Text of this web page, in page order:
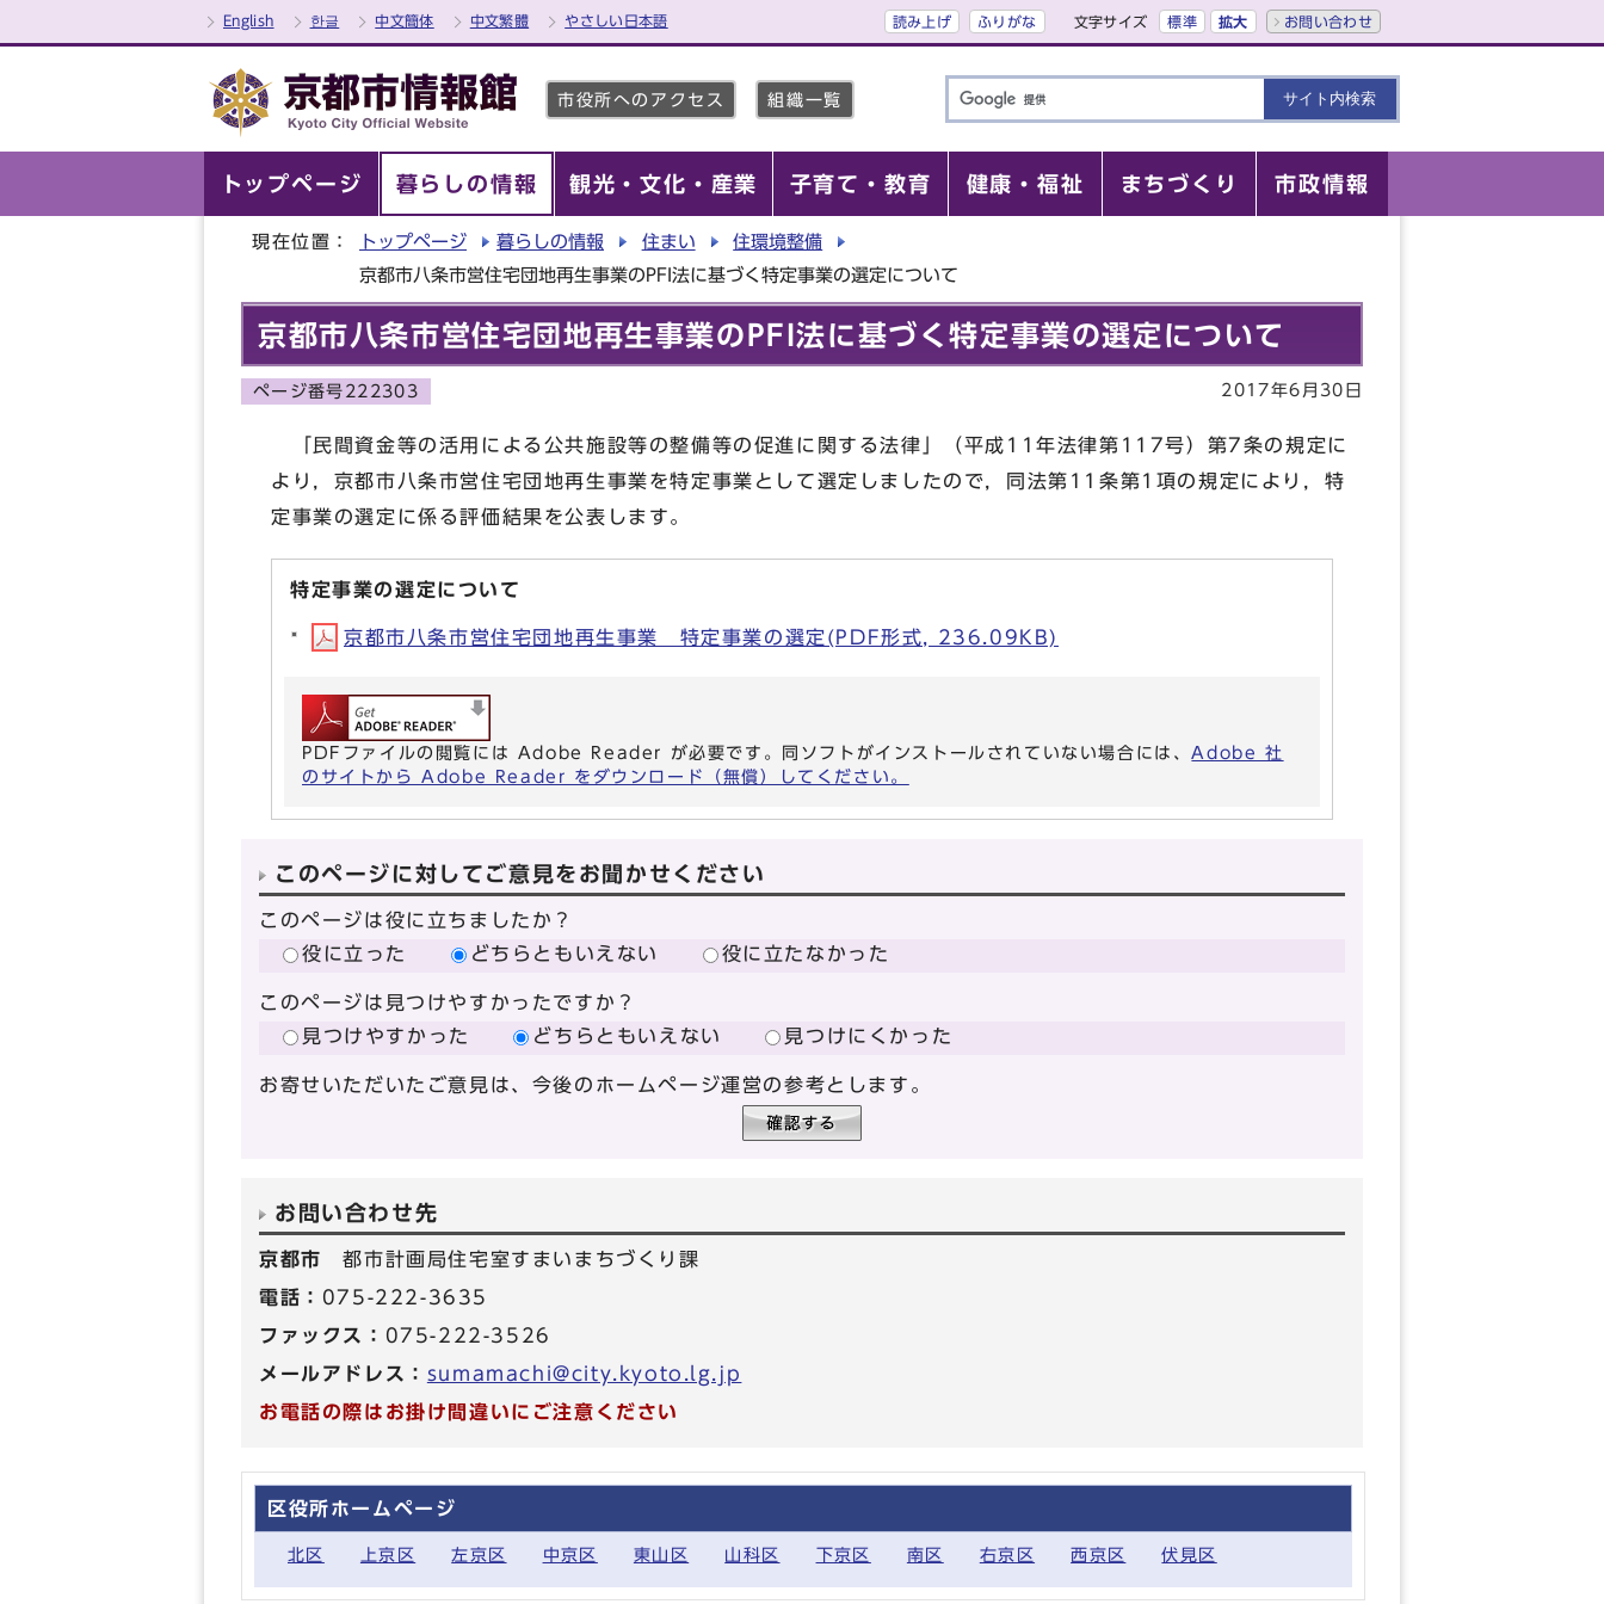
English 한글 中文簡体 中文繁體 やさしい日本語 読み上げ ふりがな 文字サイズ 標準 拡大 お問い合わせ
市役所へのアクセス 組織一覧
トップページ 暮らしの情報 観光・文化・産業 子育て・教育 健康・福祉 まちづくり 市政情報
現在位置： トップページ 暮らしの情報 住まい
住環境整備
京都市八条市営住宅団地再生事業のPFI法に基づく特定事業の選定について
京都市八条市営住宅団地再生事業のPFI法に基づく特定事業の選定について
ページ番号222303 2017年6月30日
「民間資金等の活用による公共施設等の整備等の促進に関する法律」（平成11年法律第117号）第7条の規定に
より，京都市八条市営住宅団地再生事業を特定事業として選定しましたので，同法第11条第1項の規定により，特
定事業の選定に係る評価結果を公表します。
特定事業の選定について
京都市八条市営住宅団地再生事業 特定事業の選定(PDF形式, 236.09KB)
PDFファイルの閲覧には Adobe Reader が必要です。同ソフトがインストールされていない場合には、Adobe 社
のサイトから Adobe Reader をダウンロード（無償）してください。
このページに対してご意見をお聞かせください
このページは役に立ちましたか？
役に立った
どちらともいえない 役に立たなかった
このページは見つけやすかったですか？
見つけやすかった
どちらともいえない 見つけにくかった
お寄せいただいたご意見は、今後のホームページ運営の参考とします。
お問い合わせ先
京都市都市計画局住宅室すまいまちづくり課
電話： 075-222-3635
ファックス： 075-222-3526
メールアドレス： sumamachi@city.kyoto.lg.jp
お電話の際はお掛け間違いにご注意ください
区役所ホームページ
北区 上京区 左京区 中京区 東山区 山科区 下京区 南区 右京区 西京区 伏見区